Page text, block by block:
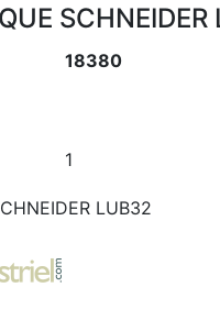
18380
1
LUB32